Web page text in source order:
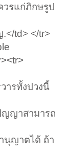
วรแก่ภิกษรูป
td> </tr>
ารทั้งปวงนี้
ญญาสามารถ
นุญาตได้ ถ้า